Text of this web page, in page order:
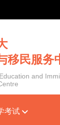
移民服务
and
考试